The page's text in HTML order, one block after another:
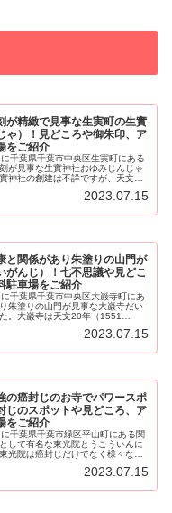
が精緻で見事な生実町の生實
ゃ）！見どころや御朱印、ア
をご紹介
千葉県千葉市中央区生実町にある
が見事な生實神社おゆみじんじゃ
神社の創建は不詳ですが、天文年
2023.07.15
と関係があり朱塗りの山門が
がんじ）！七不思議や見どこ
駐車場をご紹介
千葉県千葉市中央区大巌寺町にあ
朱塗りの山門が見事な大巌寺だい
。大巌寺は天文20年（1551
2023.07.15
の癌封じのお寺でパワースポ
じのスポットや見どころ、ア
をご紹介
千葉県千葉市緑区平山町にある関
して有名な東光院とうこういんに
光院は癌封じだけでなく様々な願
2023.07.15